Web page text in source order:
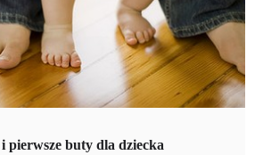
pierwsze buty dla dziecka